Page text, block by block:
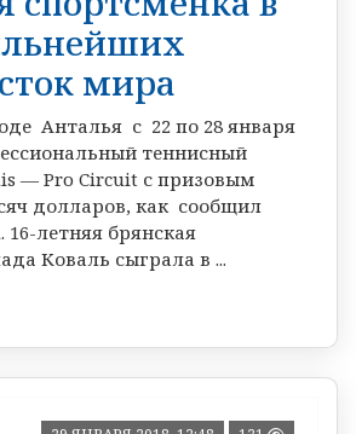
мира
Анталья с 22 по 28 января
теннисный
— Pro Circuit с призовым
долларов, как сообщил
16-летняя брянская
Коваль сыграла в ...